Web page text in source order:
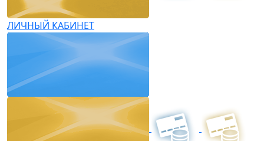
ЛИЧНЫЙ КАБИНЕТ